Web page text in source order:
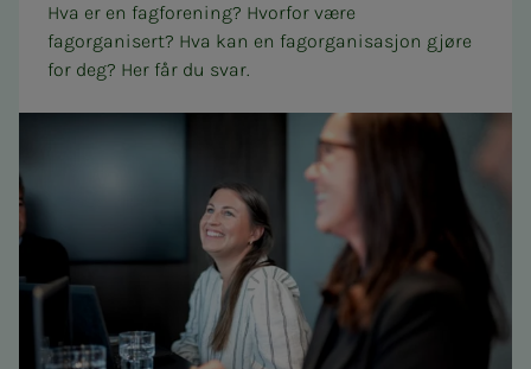
Hva er en fagforening? Hvorfor være
fagorganisert? Hva kan en fagorganisasjon gjøre
for deg? Her får du svar.